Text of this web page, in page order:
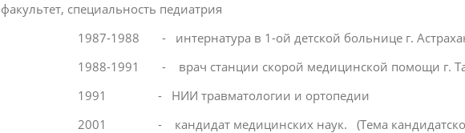
факультет, специальность педиатрия
1987-1988 - интернатура в 1-ой детской больнице г.
1988-1991 - врач станции скорой медицинской помощи г.
1991 - НИИ травматологии и ортопедии
2001 - кандидат медицинских наук. (Тема кандидатской